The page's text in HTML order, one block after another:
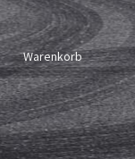
Warenkorb